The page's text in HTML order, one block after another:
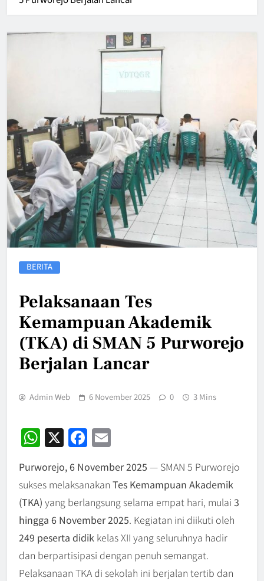
BERITA
Pelaksanaan Tes
Kemampuan Akademik
(TKA) di SMAN 5 Purworejo
Berjalan Lancar
Admin Web 6 November 2025 0 3 Mins
WhatsApp
X Facebook
Purworejo, 6 November 2025 — SMAN 5 Purworejo
sukses melaksanakan Tes Kemampuan Akademik
(TKA) yang berlangsung selama empat hari, mulai 3
hingga 6 November 2025. Kegiatan ini diikuti oleh
249 peserta didik kelas XII yang seluruhnya hadir
dan berpartisipasi dengan penuh semangat.
Pelaksanaan TKA di sekolah ini berjalan tertib dan